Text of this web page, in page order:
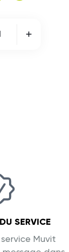
SERVICE
Muvit